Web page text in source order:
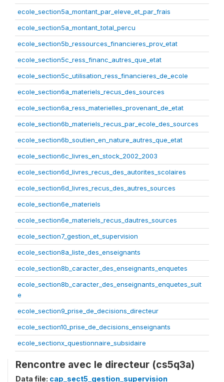
ecole_section5a_montant_par_eleve_et_par_frais
ecole_section5a_montant_total_percu
ecole_section5b_ressources_financieres_prov_etat
ecole_section5c_ress_financ_autres_que_etat
ecole_section5c_utilisation_ress_financieres_de_ecole
ecole_section6a_materiels_recus_des_sources
ecole_section6a_ress_materielles_provenant_de_etat
ecole_section6b_materiels_recus_par_ecole_des_sources
ecole_section6b_soutien_en_nature_autres_que_etat
ecole_section6c_livres_en_stock_2002_2003
ecole_section6d_livres_recus_des_autorites_scolaires
ecole_section6d_livres_recus_des_autres_sources
ecole_section6e_materiels
ecole_section6e_materiels_recus_dautres_sources
ecole_section7_gestion_et_supervision
ecole_section8a_liste_des_enseignants
ecole_section8b_caracter_des_enseignants_enquetes
ecole_section8b_caracter_des_enseignants_enquetes_suit
e
ecole_section9_prise_de_decisions_directeur
ecole_section10_prise_de_decisions_enseignants
ecole_sectionx_questionnaire_subsidaire
Rencontre avec le directeur (cs5q3a)
Data file: cap_sect5_gestion_supervision